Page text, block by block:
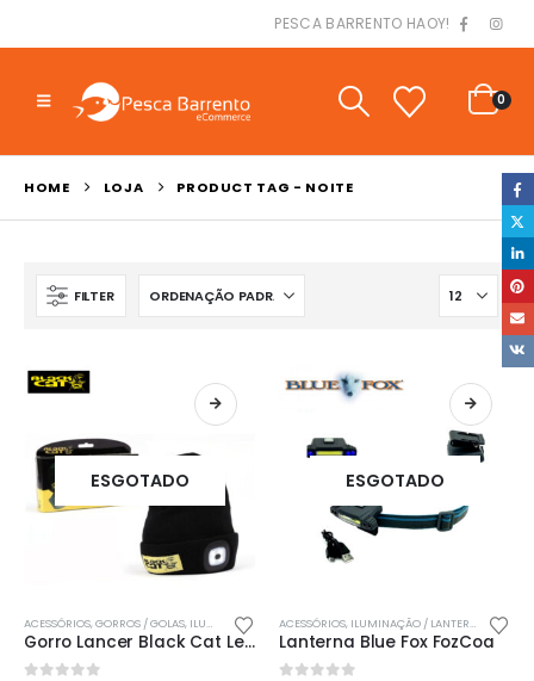
PESCA BARRENTO HAOY!
0
HOME LOJA PRODUCT TAG - NOITE
FILTER
ESGOTADO
ACESSÓRIOS,GORROS / GOLAS, ILUMINAÇÃO / LANTERNAS / STARLIGHTS ,VESTUÁRIO
Gorro Lancer Black Cat Led
ESGOTADO
ACESSÓRIOS, ILUMINAÇÃO / LANTERNAS / STARLIGHTS
Lanterna Blue Fox FozCoa